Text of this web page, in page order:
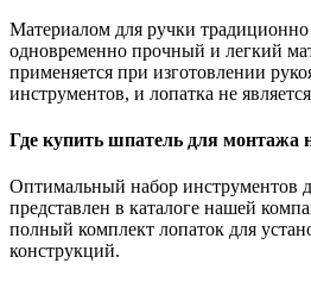
Материалом для ручки
одновременно прочный и легкий
применяется при изготовлении
инструментов, и лопатка не
Где купить шпатель для монтажа
Оптимальный набор инструментов
представлен в каталоге нашей
полный комплект лопаток для
конструкций.